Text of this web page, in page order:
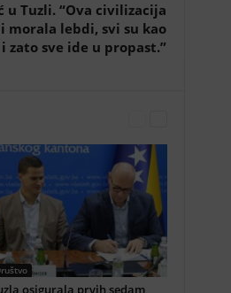
u Tuzli. “Ova civilizacija
morala lebdi, svi su kao
zato sve ide u propast.”
osigurala prvih sedam